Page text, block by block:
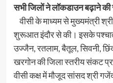
सभी जिलों ने लॉकडाउन बढ़ाने की
वीसी के माध्यम से मुख्यमंत्री
शुरूआत इंदौर से की। इसके
उज्जैन, रतलाम, बैतूल, सिवनी,
खरगोन की जिला स्तरीय संकट
वीसी कक्ष में मौजूद सांसद श्री